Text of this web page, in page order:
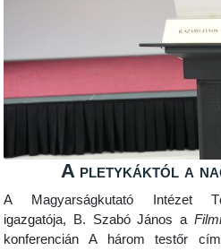
A
A Magyarságkutató
igazgatója, B. Szabó
konferencián A